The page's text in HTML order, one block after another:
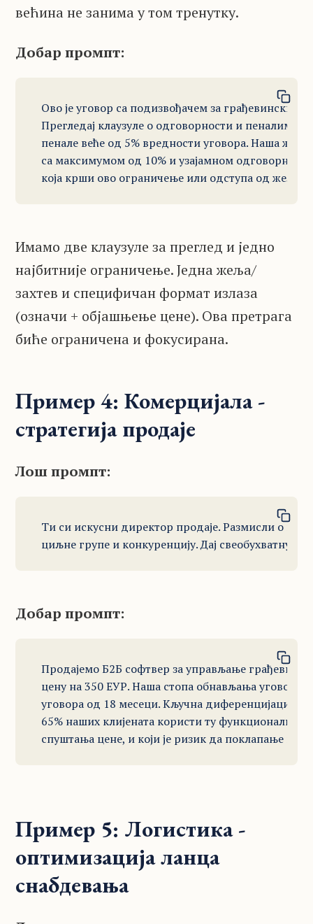
већина не занима у том тренутку.
Добар промпт:
Ово је уговор са подизвођачем за грађевински
Прегледај клаузуле о одговорности и
пенале веће од 5% вредности уговора. Наша
са максимумом од 10% и узајамном
која крши ово ограничење или одступа од жеље/
Имамо две клаузуле за преглед и једно
најбитније ограничење. Једна жеља/
захтев и специфичан формат излаза
(означи + објашњење цене). Ова претрага
биће ограничена и фокусирана.
Пример 4: Комерцијала -
стратегија продаје
Лош промпт:
Ти си искусни директор продаје. Размисли о
циљне групе и конкуренцију. Дај свеобухватну
Добар промпт:
Продајемо Б2Б софтвер за управљање
цену на 350 ЕУР. Наша стопа обнављања уговора
уговора од 18 месеци. Кључна диференцијација
65% наших клијената користи ту
спуштања цене, и који је ризик да поклапање
Пример 5: Логистика -
оптимизација ланца
снабдевања